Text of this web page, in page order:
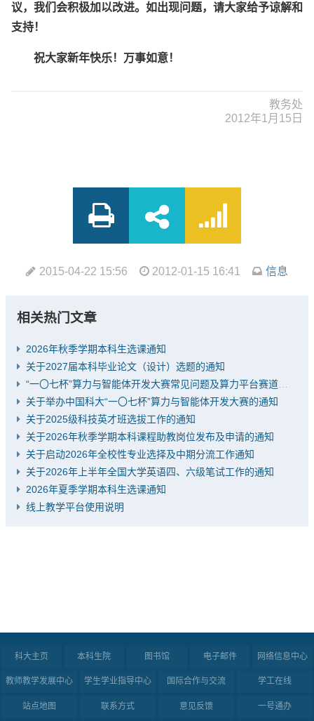
议，我们会积极加以改进。如出现问题，请大家给予谅解和
支持！
祝大家新年快乐！万事如意！
教务处
2012年1月15日
2015-04-22 15:56 2012-01-15 16:41 信息
相关热门文章
2026年秋季学期本科生选课通知
关于2027届本科毕业论文（设计）选题的通知
“一〇七杯”算力与智能体开发大赛常见问题及算力平台赛道推荐题目
关于举办中国科大“一〇七杯”算力与智能体开发大赛的通知
关于2025级科技英才班选拔工作的通知
关于2026年秋季学期本科课程助教岗位发布及申请的通知
关于启动2026年全校性专业选择及中期分流工作通知
关于2026年上半年全国大学英语四、六级笔试工作的通知
2026年夏季学期本科生选课通知
线上教学平台使用说明
科大主页 本科生院 图书馆 电子邮件 网络信息中心
教师教学发展中心 学生学业指导中心 国际合作与交流 学工在线
站点地图 联系方式 意见反馈 一号通办